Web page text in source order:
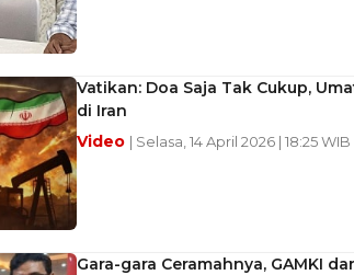
Vatikan: Doa Saja Tak Cukup,
di Iran
Video | Selasa, 14 April 2026 | 18:25 WIB
Gara-gara Ceramahnya, GAMKI